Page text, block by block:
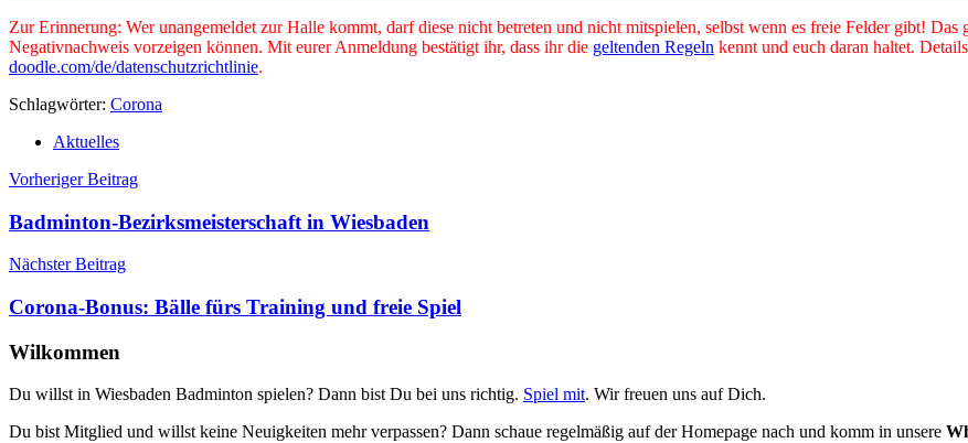
Zur Erinnerung: Wer unangemeldet zur Halle kommt, darf diese nicht betreten und nicht mitspielen, selbst wenn es freie Felder gibt!
Negativnachweis vorzeigen können. Mit eurer Anmeldung bestätigt ihr, dass ihr die geltenden Regeln kennt und euch daran haltet.
doodle.com/de/datenschutzrichtlinie.
Schlagwörter: Corona
Aktuelles
Beitragsnavigation
Vorheriger Beitrag
Badminton-Bezirksmeisterschaft in Wiesbaden
Nächster Beitrag
Corona-Bonus: Bälle fürs Training und freie Spiel
Wilkommen
Du willst in Wiesbaden Badminton spielen? Dann bist Du bei uns richtig. Spiel mit. Wir freuen uns auf Dich.
Du bist Mitglied und willst keine Neuigkeiten mehr verpassen? Dann schaue regelmäßig auf der Homepage nach und komm in unsere